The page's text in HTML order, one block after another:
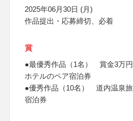
2025年06月30日 (月)
作品提出・応募締切、必着
賞
●最優秀作品（1名） 賞金3万円
ホテルのペア宿泊券
●優秀作品（10名） 道内温泉
宿泊券